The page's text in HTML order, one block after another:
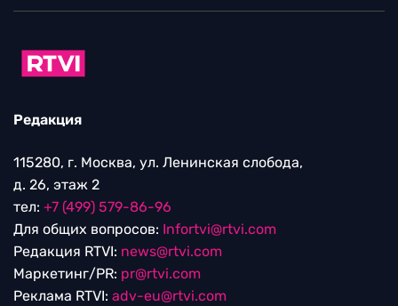
Редакция
115280, г. Москва, ул. Ленинская слобода,
д. 26, этаж 2
тел: +7 (499) 579-86-96
Для общих вопросов: Infortvi@rtvi.com
Редакция RTVI: news@rtvi.com
Маркетинг/PR: pr@rtvi.com
Реклама RTVI: adv-eu@rtvi.com